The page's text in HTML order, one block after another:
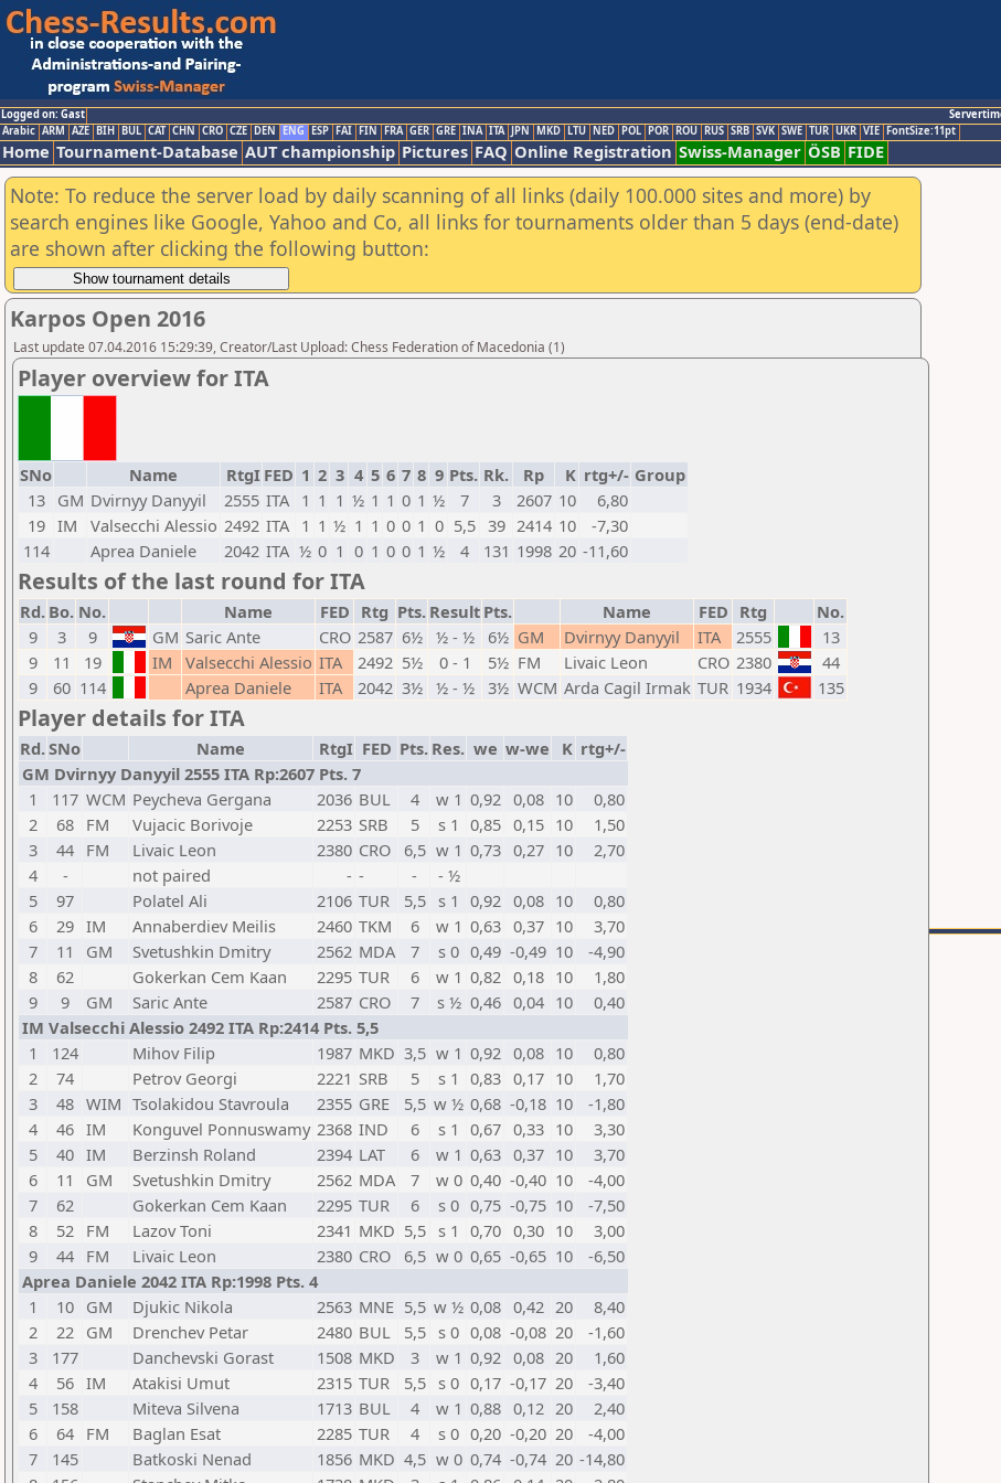
Logged on: Gast
Arabic ARM AZE BIH BUL CAT CHN CRO CZE DEN ENG ESP FAI FIN FRA GER GRE INA ITA JPN MKD LTU NED POL POR ROU RUS SRB SVK SWE TUR UKR VIE FontSize:11pt
Home Tournament-Database AUT championship Pictures FAQ Online Registration Swiss-Manager ÖSB FIDE
Note: To reduce the server load by daily scanning of all links (daily 100.000 sites and more) by
search engines like Google, Yahoo and Co, all links for tournaments older than 5 days (end-date)
are shown after clicking the following button:
Karpos Open 2016
Last update 07.04.2016 15:29:39, Creator/Last Upload: Chess Federation of Macedonia (1)
Player overview for ITA
SNo Name RtgI FED 1 2 3 4 5 6 7 8 9 Pts. Rk. Rp K rtg+/- Group
13 GM Dvirnyy Danyyil 2555 ITA 1 1 1 ½ 1 1 0 1 ½ 7 3 2607 10
6,80
19 IM Valsecchi Alessio 2492 ITA 1 1 ½ 1 1 0 0 1 0 5,5 39 2414 10
-7,30
114
Aprea Daniele 2042 ITA ½ 0 1 0 1 0 0 1 ½ 4 131 1998 20 -11,60
Results of the last round for ITA
Rd. Bo. No. Name FED Rtg Pts. Result Pts. Name FED Rtg
No.
9
3 9 GM Saric Ante CRO 2587 6½ ½ - ½ 6½ GM Dvirnyy Danyyil ITA 2555
13
9
11 19 IM Valsecchi Alessio ITA 2492 5½ 0 - 1 5½ FM Livaic Leon CRO 2380
44
9
60 114 Aprea Daniele ITA 2042 3½ ½ - ½ 3½ WCM Arda Cagil Irmak TUR 1934 135
Player details for ITA
Rd.SNo Name RtgI FED Pts. Res. we w-we K rtg+/-
GM Dvirnyy Danyyil 2555 ITA Rp:2607 Pts. 7
1
117 WCM Peycheva Gergana 2036 BUL 4 w 1 0,92 0,08 10
0,80
2
68 FM Vujacic Borivoje 2253 SRB 5 s 1 0,85 0,15 10
1,50
3
44 FM Livaic Leon 2380 CRO 6,5 w 1 0,73 0,27 10
2,70
4
- not paired - - -
- ½
5
97 Polatel Ali 2106 TUR 5,5 s 1 0,92 0,08 10
0,80
6
29 IM Annaberdiev Meilis 2460 TKM 6 w 1 0,63 0,37 10
3,70
7
11 GM Svetushkin Dmitry 2562 MDA 7 s 0 0,49 -0,49 10
-4,90
8
62 Gokerkan Cem Kaan 2295 TUR 6 w 1 0,82 0,18 10
1,80
9
9 GM Saric Ante 2587 CRO 7 s ½ 0,46 0,04 10
0,40
IM Valsecchi Alessio 2492 ITA Rp:2414 Pts. 5,5
1
124 Mihov Filip 1987 MKD 3,5 w 1 0,92 0,08 10
0,80
2
74 Petrov Georgi 2221 SRB 5 s 1 0,83 0,17 10
1,70
3
48 WIM Tsolakidou Stavroula 2355 GRE 5,5 w ½ 0,68 -0,18 10
-1,80
4
46 IM Konguvel Ponnuswamy 2368 IND 6 s 1 0,67 0,33 10
3,30
5
40 IM Berzinsh Roland 2394 LAT 6 w 1 0,63 0,37 10
3,70
6
11 GM Svetushkin Dmitry 2562 MDA 7 w 0 0,40 -0,40 10
-4,00
7
62 Gokerkan Cem Kaan 2295 TUR 6 s 0 0,75 -0,75 10
-7,50
8
52 FM Lazov Toni 2341 MKD 5,5 s 1 0,70 0,30 10
3,00
9
44 FM Livaic Leon 2380 CRO 6,5 w 0 0,65 -0,65 10
-6,50
Aprea Daniele 2042 ITA Rp:1998 Pts. 4
1
10 GM Djukic Nikola 2563 MNE 5,5 w ½ 0,08 0,42 20
8,40
2
22 GM Drenchev Petar 2480 BUL 5,5 s 0 0,08 -0,08 20
-1,60
3
177 Danchevski Gorast 1508 MKD 3 w 1 0,92 0,08 20
1,60
4
56 IM Atakisi Umut 2315 TUR 5,5 s 0 0,17 -0,17 20
-3,40
5
158 Miteva Silvena 1713 BUL 4 w 1 0,88 0,12 20
2,40
6
64 FM Baglan Esat 2285 TUR 4 s 0 0,20 -0,20 20
-4,00
7
145 Batkoski Nenad 1856 MKD 4,5 w 0 0,74 -0,74 20 -14,80